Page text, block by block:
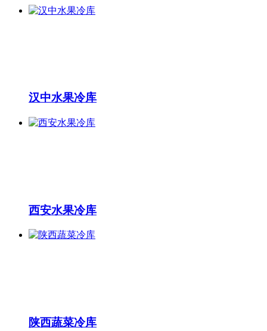
汉中水果冷库
西安水果冷库
陕西蔬菜冷库